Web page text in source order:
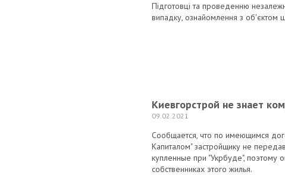
Підготовці та проведенню
випадку, ознайомлення з об'єктом
Киевгорстрой не знает
09.02.2021
Сообщается, что по имеющимся
Капиталом" застройщику не
купленные при "Укрбуде", поэтому
собственниках этого жилья.